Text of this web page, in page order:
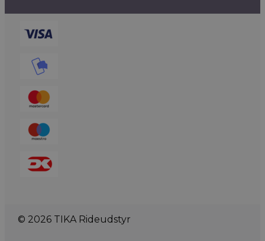
© 2026 TIKA Rideudstyr